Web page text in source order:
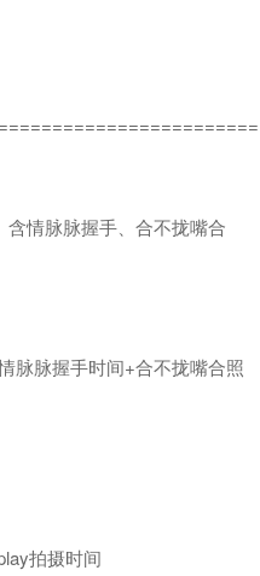
情脉脉握手、合不拢嘴合
脉脉握手时间+合不拢嘴合照
拍摄时间